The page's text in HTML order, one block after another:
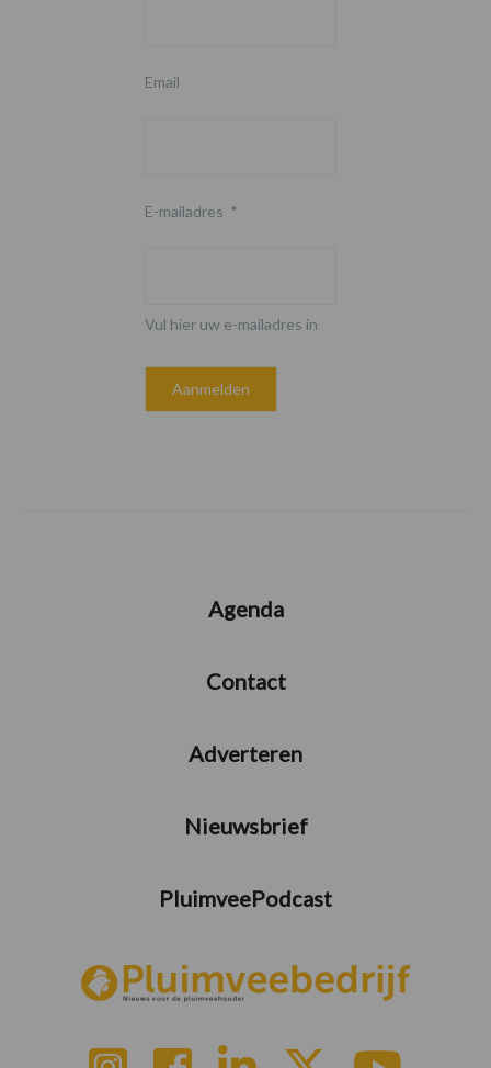
Email
E-mailadres *
Vul hier uw e-mailadres in
Agenda
Contact
Adverteren
Nieuwsbrief
PluimveePodcast